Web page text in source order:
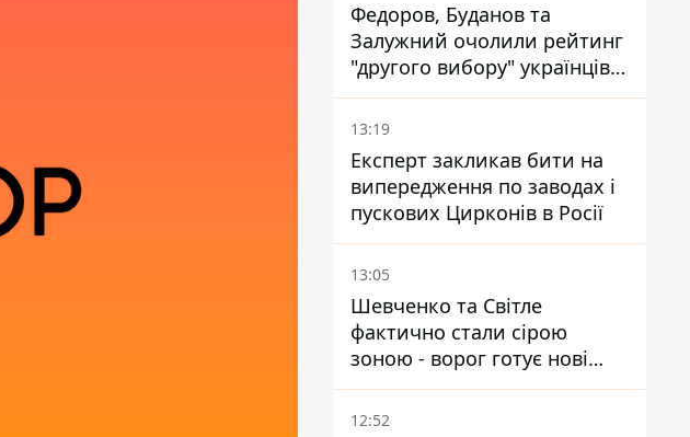
Федоров, Буданов та
Залужний очолили рейтинг
"другого вибору" українців -
опитування показало
альтернативні симпатії
13:19
Експерт закликав бити на
випередження по заводах і
пускових Цирконів в Росії
13:05
Шевченко та Світле
фактично стали сірою
зоною - ворог готує нові
атаки на Добропільському
напрямку
12:52